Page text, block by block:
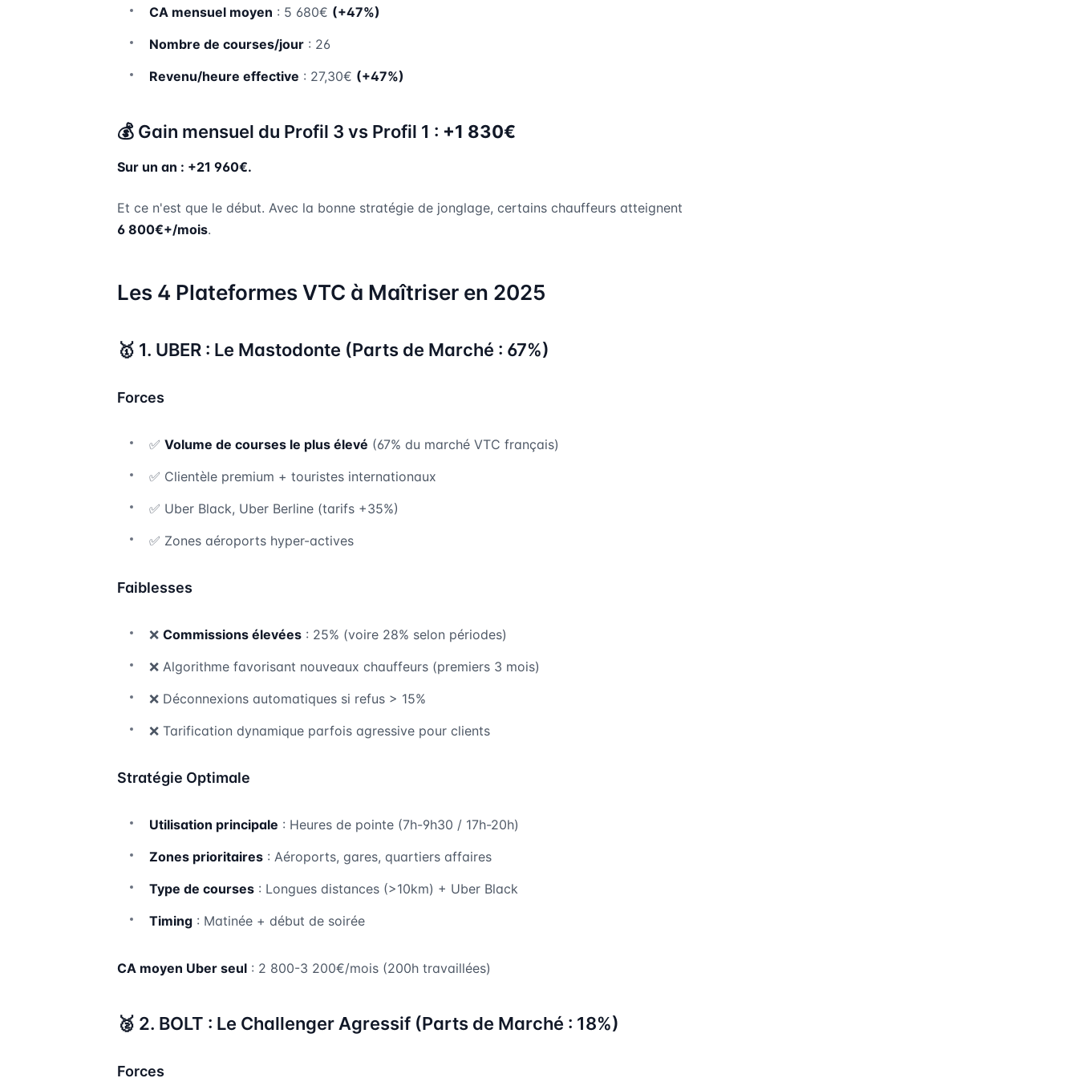
CA mensuel moyen : 5 680€ (+47%)
Nombre de courses/jour : 26
Revenu/heure effective : 27,30€ (+47%)
💰 Gain mensuel du Profil 3 vs Profil 1 : +1 830€
Sur un an : +21 960€.
Et ce n'est que le début. Avec la bonne stratégie de jonglage, certains chauffeurs atteignent
6 800€+/mois.
Les 4 Plateformes VTC à Maîtriser en 2025
🥇 1. UBER : Le Mastodonte (Parts de Marché : 67%)
Forces
✅ Volume de courses le plus élevé (67% du marché VTC français)
✅ Clientèle premium + touristes internationaux
✅ Uber Black, Uber Berline (tarifs +35%)
✅ Zones aéroports hyper-actives
Faiblesses
❌ Commissions élevées : 25% (voire 28% selon périodes)
❌ Algorithme favorisant nouveaux chauffeurs (premiers 3 mois)
❌ Déconnexions automatiques si refus > 15%
❌ Tarification dynamique parfois agressive pour clients
Stratégie Optimale
Utilisation principale : Heures de pointe (7h-9h30 / 17h-20h)
Zones prioritaires : Aéroports, gares, quartiers affaires
Type de courses : Longues distances (>10km) + Uber Black
Timing : Matinée + début de soirée
CA moyen Uber seul : 2 800-3 200€/mois (200h travaillées)
🥈 2. BOLT : Le Challenger Agressif (Parts de Marché : 18%)
Forces